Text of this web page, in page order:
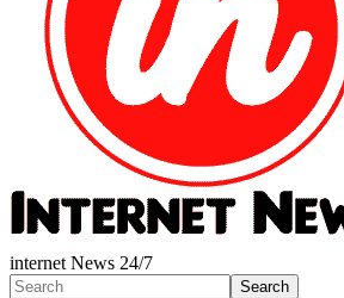
internet News 24/7